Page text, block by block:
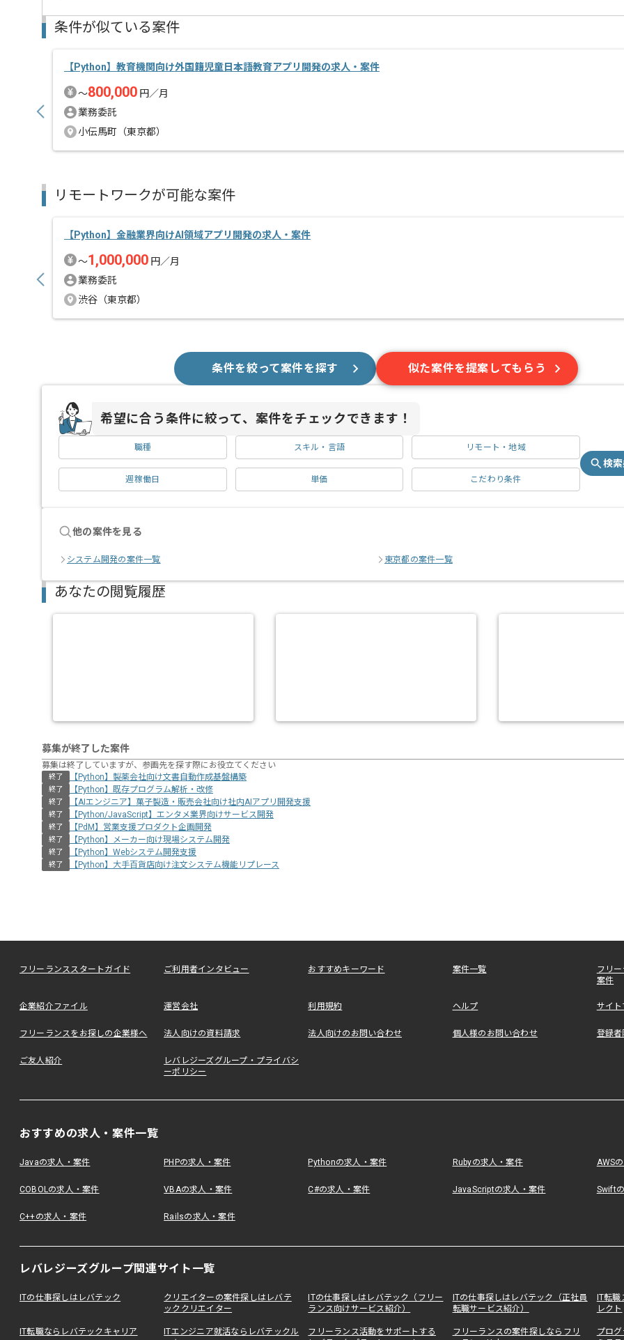
条件が似ている案件
【Python】教育機関向け外国籍児童日本語教育アプリ開発の求人・案件
〜800,000 円／月
業務委託
小伝馬町（東京都）
リモートワークが可能な案件
【Python】金融業界向けAI領域アプリ開発の求人・案件
〜1,000,000 円／月
業務委託
渋谷（東京都）
条件を絞って案件を探す 似た案件を提案してもらう
希望に合う条件に絞って、案件をチェックできます！
職種 スキル・言語 リモート・地域
週稼働日 単価 こだわり条件
検
他の案件を見る
システム開発の案件一覧 東京都の案件一覧
あなたの閲覧履歴
募集が終了した案件
募集は終了していますが、参画先を探す際にお役立てください
終了 【Python】製薬会社向け文書自動作成基盤構築
終了 【Python】既存プログラム解析・改修
終了 【AIエンジニア】菓子製造・販売会社向け社内AIアプリ開発支援
終了 【Python/JavaScript】エンタメ業界向けサービス開発
終了 【PdM】営業支援プロダクト企画開発
終了 【Python】メーカー向け現場システム開発
終了 【Python】Webシステム開発支援
終了 【Python】大手百貨店向け注文システム機能リプレース
フリーランススタートガイド ご利用者インタビュー おすすめキーワード 案件一覧
フリ
案件
企業紹介ファイル 運営会社 利用規約 ヘルプ サイ
フリーランスをお探しの企業様へ 法人向けの資料請求 法人向けのお問い合わせ 個人様のお問い合わせ 登録者
ご友人紹介
レバレジーズグループ・プライバシ
ーポリシー
おすすめの求人・案件一覧
Javaの求人・案件 PHPの求人・案件 Pythonの求人・案件 Rubyの求人・案件 AWS
COBOLの求人・案件 VBAの求人・案件 C#の求人・案件 JavaScriptの求人・案件 Swift
C++の求人・案件 Railsの求人・案件
レバレジーズグループ関連サイト一覧
ITの仕事探しはレバテック
クリエイターの案件探しはレバテ
ッククリエイター
ITの仕事探しはレバテック（フリー
ランス向けサービス紹介）
ITの仕事探しはレバテック（正社員
転職サービス紹介）
IT転
レクト
IT転職ならレバテックキャリア
ITエンジニア就活ならレバテックル
フリーランス活動をサポートする
フリーランスの案件探しならフリ
プロ